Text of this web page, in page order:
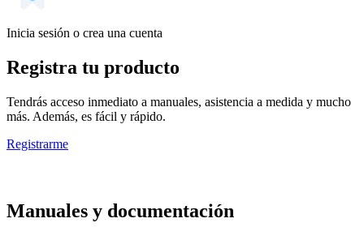
Inicia sesión o crea una cuenta
Registra tu producto
Tendrás acceso inmediato a manuales, asistencia a medida y mucho
más. Además, es fácil y rápido.
Registrarme
Manuales y documentación